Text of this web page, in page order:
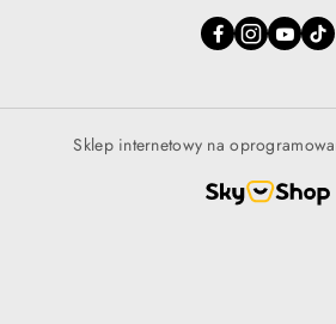
Sklep internetowy na